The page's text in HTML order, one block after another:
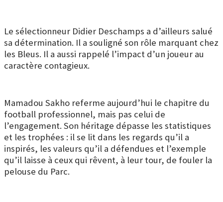
Le sélectionneur Didier Deschamps a d’ailleurs salué
sa détermination. Il a souligné son rôle marquant chez
les Bleus. Il a aussi rappelé l’impact d’un joueur au
caractère contagieux.
Mamadou Sakho referme aujourd’hui le chapitre du
football professionnel, mais pas celui de
l’engagement. Son héritage dépasse les statistiques
et les trophées : il se lit dans les regards qu’il a
inspirés, les valeurs qu’il a défendues et l’exemple
qu’il laisse à ceux qui rêvent, à leur tour, de fouler la
pelouse du Parc.